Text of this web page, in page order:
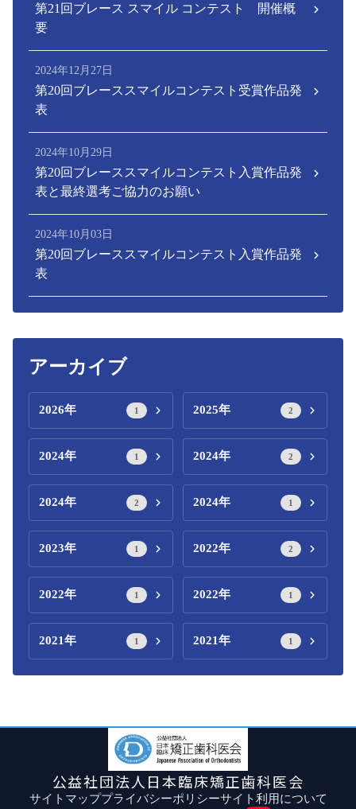
第21回ブレース スマイル コンテスト 開催概
要
2024年12月27日
第20回ブレーススマイルコンテスト受賞作品発
表
2024年10月29日
第20回ブレーススマイルコンテスト入賞作品発
表と最終選考ご協力のお願い
2024年10月03日
第20回ブレーススマイルコンテスト入賞作品発
表
アーカイブ
2026年 1 2025年 2
2024年 1 2024年 2
2024年 2 2024年 1
2023年 1 2022年 2
2022年 1 2022年 1
2021年 1 2021年 1
公益社団法人日本臨床矯正歯科医会
サイトマッププライバシーポリシーサイト利用について